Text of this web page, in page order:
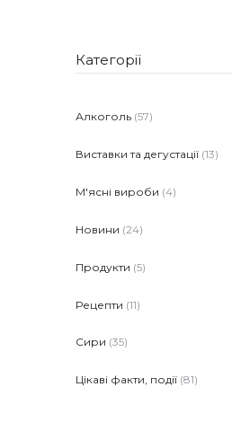
Категорії
Алкоголь (57)
Виставки та дегустації (13)
М'ясні вироби (4)
Новини (24)
Продукти (5)
Рецепти (11)
Сири (35)
Цікаві факти, події (81)